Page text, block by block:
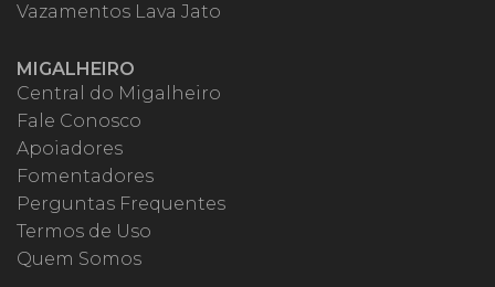
Vazamentos Lava Jato
MIGALHEIRO
Central do Migalheiro
Fale Conosco
Apoiadores
Fomentadores
Perguntas Frequentes
Termos de Uso
Quem Somos